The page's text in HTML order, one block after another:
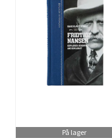
På lager